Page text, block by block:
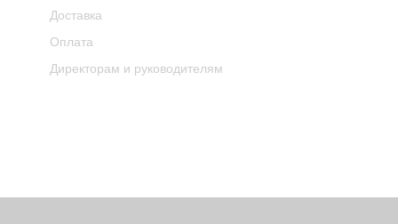
Доставка
Оплата
Директорам и руководителям